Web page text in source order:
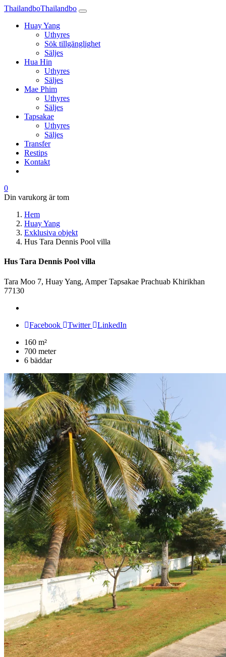
ThailandboThailandbo
Huay Yang
Uthyres
Sök tillgänglighet
Säljes
Hua Hin
Uthyres
Säljes
Mae Phim
Uthyres
Säljes
Tapsakae
Uthyres
Säljes
Transfer
Restips
Kontakt
0
Din varukorg är tom
Hem
Huay Yang
Exklusiva objekt
Hus Tara Dennis Pool villa
Hus Tara Dennis Pool villa
Tara Moo 7, Huay Yang, Amper Tapsakae Prachuab Khirikhan
77130
wishlist
Facebook Twitter
LinkedIn
160 m²
700 meter
6 bäddar